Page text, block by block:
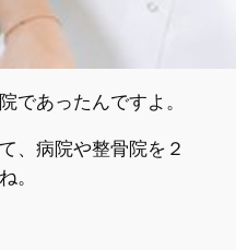
であったんですよ。
、病院や整骨院を２
。